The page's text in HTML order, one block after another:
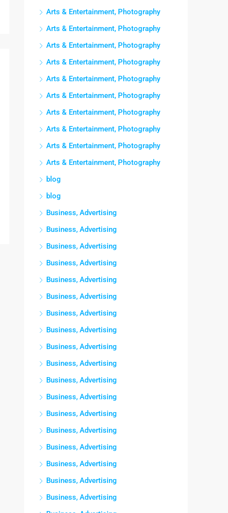
Arts & Entertainment, Photography
Arts & Entertainment, Photography
Arts & Entertainment, Photography
Arts & Entertainment, Photography
Arts & Entertainment, Photography
Arts & Entertainment, Photography
Arts & Entertainment, Photography
Arts & Entertainment, Photography
Arts & Entertainment, Photography
Arts & Entertainment, Photography
blog
blog
Business, Advertising
Business, Advertising
Business, Advertising
Business, Advertising
Business, Advertising
Business, Advertising
Business, Advertising
Business, Advertising
Business, Advertising
Business, Advertising
Business, Advertising
Business, Advertising
Business, Advertising
Business, Advertising
Business, Advertising
Business, Advertising
Business, Advertising
Business, Advertising